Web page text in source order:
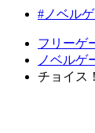
#ノベル
フリーゲ
ノベルゲ
チョイス